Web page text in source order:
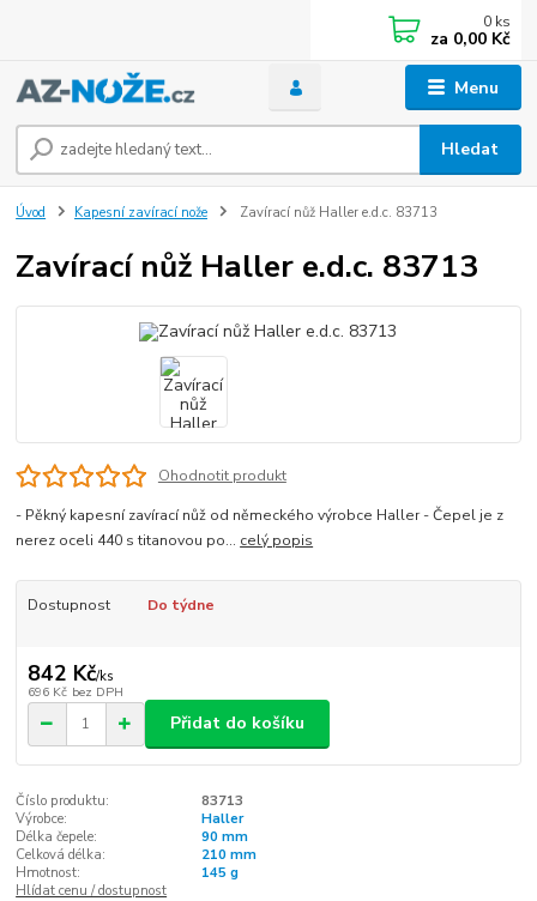
Menu
Hledat
0 ks
za 0,00 Kč
Úvod Kapesní zavírací nože Zavírací nůž Haller e.d.c. 83713
Zavírací nůž Haller e.d.c. 83713
Ohodnotit produkt
- Pěkný kapesní zavírací nůž od německého výrobce Haller - Čepel je z
nerez oceli 440 s titanovou po... celý popis
Dostupnost Do týdne
842 Kč/ks
696 Kč bez DPH
Přidat do košíku
Číslo produktu:
83713
Výrobce:
Haller
Délka čepele:
90 mm
Celková délka:
210 mm
Hmotnost:
145 g
Hlídat cenu / dostupnost